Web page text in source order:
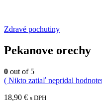
Zdravé pochutiny
Pekanove orechy
0 out of 5
( Nikto zatiaľ nepridal
18,90 € s DPH